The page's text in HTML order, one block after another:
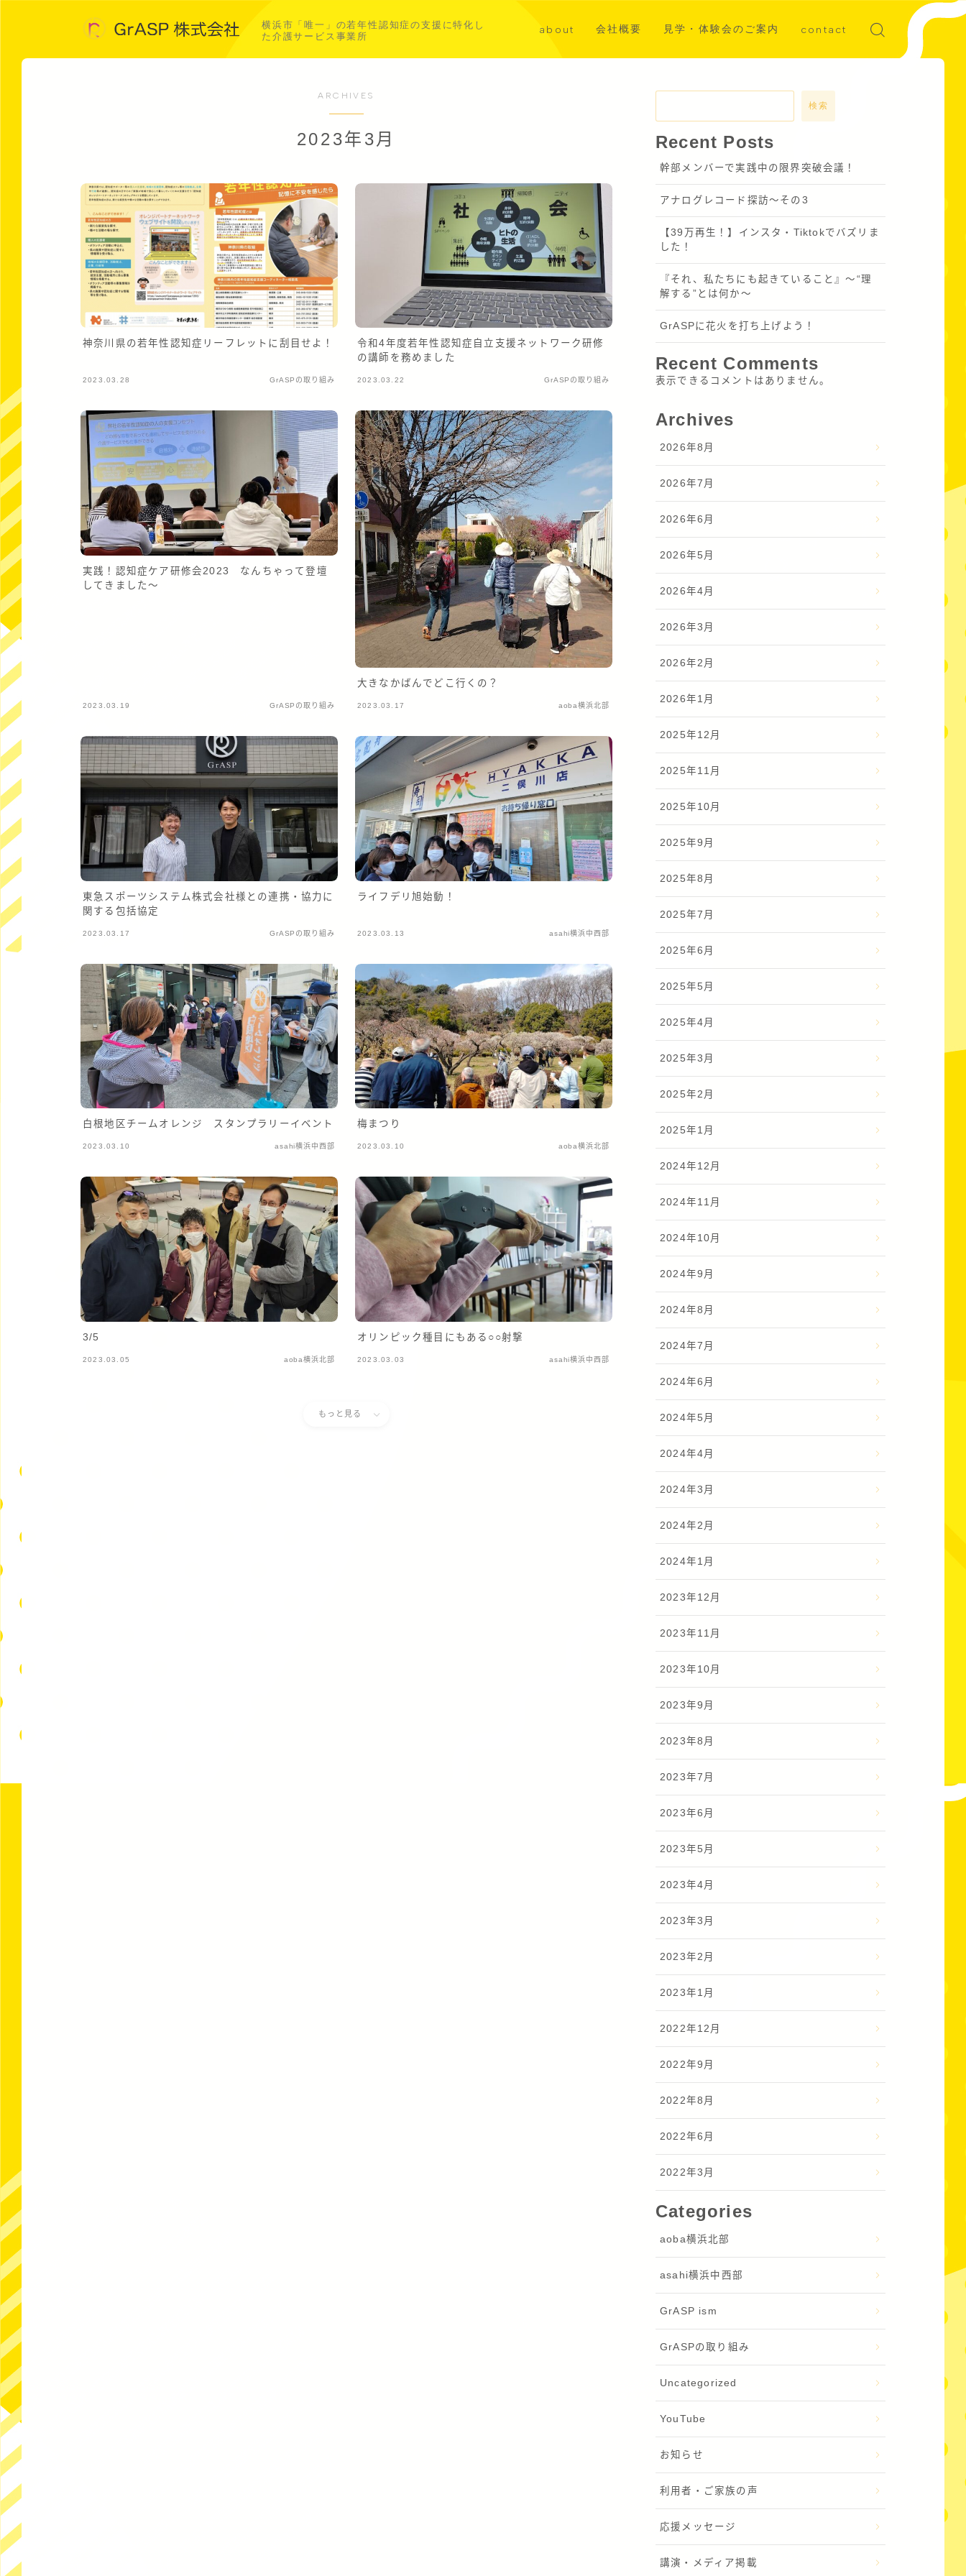
横浜市「唯一」の若年性認知症の支援に特化し
た介護サービス事業所
about 会社概要
共同事業募集
見学・体験会のご案内 contact
ARCHIVES
2023年3月
神奈川県の若年性認知症リーフレットに刮目せよ！
2023.03.28 GrASPの取り組み
令和4年度若年性認知症自立支援ネットワーク研修
の講師を務めました
2023.03.22 GrASPの取り組み
実践！認知症ケア研修会2023 なんちゃって登壇
してきました～
2023.03.19 GrASPの取り組み
大きなかばんでどこ行くの？
2023.03.17 aoba横浜北部
東急スポーツシステム株式会社様との連携・協力に
関する包括協定
2023.03.17 GrASPの取り組み
ライフデリ旭始動！
2023.03.13 asahi横浜中西部
白根地区チームオレンジ スタンプラリーイベント
2023.03.10 asahi横浜中西部
梅まつり
2023.03.10 aoba横浜北部
3/5
2023.03.05 aoba横浜北部
オリンピック種目にもある○○射撃
2023.03.03 asahi横浜中西部
もっと見る
検索
Recent Posts
幹部メンバーで実践中の限界突破会議！
アナログレコード探訪～その3
【39万再生！】インスタ・Tiktokでバズリま
した！
『それ、私たちにも起きていること』〜“理
解する”とは何か～
GrASPに花火を打ち上げよう！
Recent Comments
表示できるコメントはありません。
Archives
2026年8月
2026年7月
2026年6月
2026年5月
2026年4月
2026年3月
2026年2月
2026年1月
2025年12月
2025年11月
2025年10月
2025年9月
2025年8月
2025年7月
2025年6月
2025年5月
2025年4月
2025年3月
2025年2月
2025年1月
2024年12月
2024年11月
2024年10月
2024年9月
2024年8月
2024年7月
2024年6月
2024年5月
2024年4月
2024年3月
2024年2月
2024年1月
2023年12月
2023年11月
2023年10月
2023年9月
2023年8月
2023年7月
2023年6月
2023年5月
2023年4月
2023年3月
2023年2月
2023年1月
2022年12月
2022年9月
2022年8月
2022年6月
2022年3月
Categories
aoba横浜北部
asahi横浜中西部
GrASP ism
GrASPの取り組み
Uncategorized
YouTube
お知らせ
利用者・ご家族の声
応援メッセージ
講演・メディア掲載